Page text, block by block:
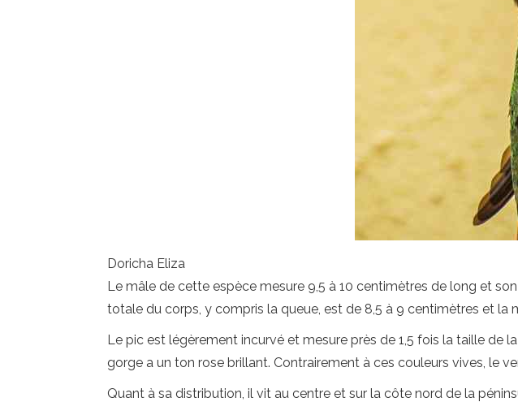
Doricha Eliza
Le mâle de cette espèce mesure 9,5 à 10 centimètres de long et
totale du corps, y compris la queue, est de 8,5 à 9 centimètres et la
Le pic est légèrement incurvé et mesure près de 1,5 fois la taille de
gorge a un ton rose brillant. Contrairement à ces couleurs vives, le
Quant à sa distribution, il vit au centre et sur la côte nord de la